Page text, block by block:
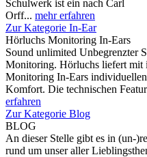
Schulwerk ist ein nach Carl
Orff... mehr erfahren
Zur Kategorie In-Ear
Hörluchs Monitoring In-Ears
Sound unlimited Unbegrenzter
Monitoring. Hörluchs liefert mit
Monitoring In-Ears
Komfort. Die technischen
erfahren
Zur Kategorie Blog
BLOG
An dieser Stelle gibt es in (un-
rund um unser aller